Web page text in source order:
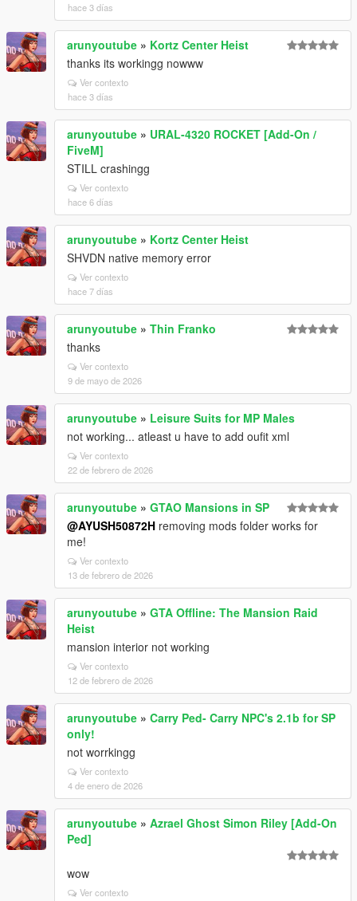
hace 3 días
arunyoutube » Kortz Center Heist
thanks its workingg nowww
Ver contexto
hace 3 días
arunyoutube » URAL-4320 ROCKET [Add-On /
FiveM]
STILL crashingg
Ver contexto
hace 6 días
arunyoutube » Kortz Center Heist
SHVDN native memory error
Ver contexto
hace 7 días
arunyoutube » Thin Franko
thanks
Ver contexto
9 de mayo de 2026
arunyoutube » Leisure Suits for MP Males
not working... atleast u have to add oufit xml
Ver contexto
22 de febrero de 2026
arunyoutube » GTAO Mansions in SP
@AYUSH50872H removing mods folder works for
me!
Ver contexto
13 de febrero de 2026
arunyoutube » GTA Offline: The Mansion Raid
Heist
mansion interior not working
Ver contexto
12 de febrero de 2026
arunyoutube » Carry Ped- Carry NPC's 2.1b for SP
only!
not worrkingg
Ver contexto
4 de enero de 2026
arunyoutube » Azrael Ghost Simon Riley [Add-On
Ped]
wow
Ver contexto